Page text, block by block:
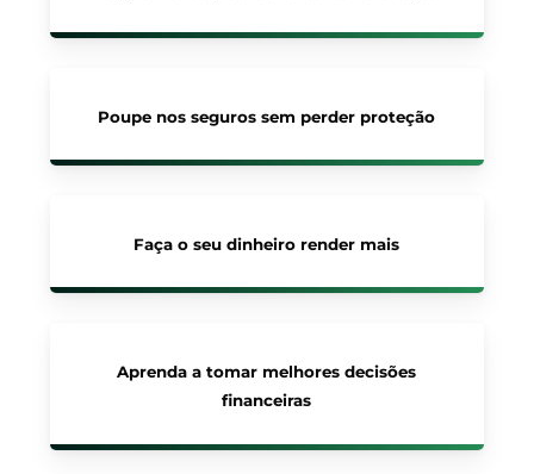
Poupe nos seguros sem perder proteção
Faça o seu dinheiro render mais
Aprenda a tomar melhores decisões
financeiras